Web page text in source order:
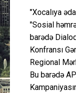
"Xocalıya
"Sosial
barədə
Konfransı
Regional
Bu barədə